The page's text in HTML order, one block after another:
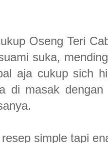
Oseng Teri
suka,
aja cukup sich
di masak
simple tapi